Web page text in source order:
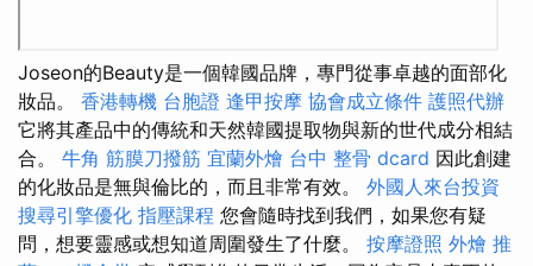
Joseon的Beauty是一個韓國品牌，專門從事卓越的面部化
妝品。 香港轉機 台胞證 逢甲按摩 協會成立條件 護照代辦
它將其產品中的傳統和天然韓國提取物與新的世代成分相結
合。 牛角 筋膜刀撥筋 宜蘭外燴 台中 整骨 dcard 因此創建
的化妝品是無與倫比的，而且非常有效。 外國人來台投資
搜尋引擎優化 指壓課程 您會隨時找到我們，如果您有疑
問，想要靈感或想知道周圍發生了什麼。 按摩證照 外燴 推